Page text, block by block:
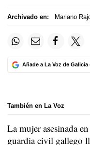
Archivado en: Mariano
Añade a La Voz de Galicia
También en La Voz
La mujer asesinada
guardia civil gallego